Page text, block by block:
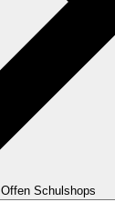
Offen Schulshops